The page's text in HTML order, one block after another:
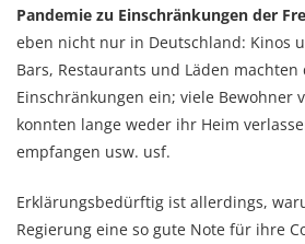
Pandemie zu Einschränkungen der
eben nicht nur in Deutschland: Kinos
Bars, Restaurants und Läden
Einschränkungen ein; viele Bewohner
konnten lange weder ihr Heim
empfangen usw. usf.
Erklärungsbedürftig ist allerdings,
Regierung eine so gute Note für ihre